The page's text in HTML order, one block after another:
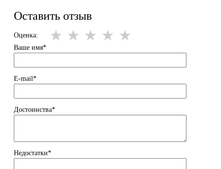
Оставить отзыв
Оценка:
Ваше имя*
E-mail*
Достоинства*
Недостатки*